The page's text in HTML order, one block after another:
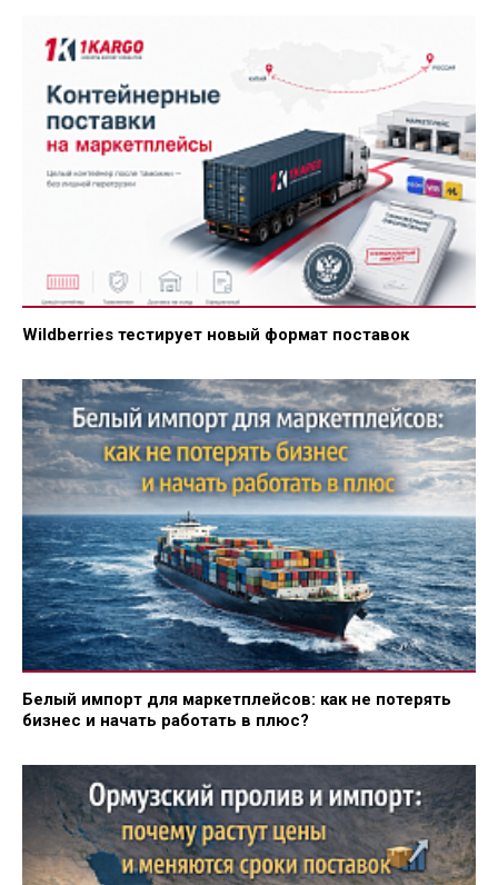
Wildberries тестирует новый формат поставок
Белый импорт для маркетплейсов: как не потерять
бизнес и начать работать в плюс?